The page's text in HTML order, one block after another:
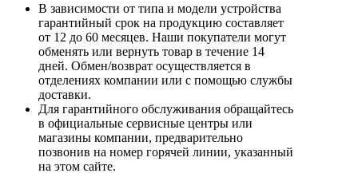
В зависимости от типа и модели устройства
гарантийный срок на продукцию составляет
от 12 до 60 месяцев. Наши покупатели могут
обменять или вернуть товар в течение 14
дней. Обмен/возврат осуществляется в
отделениях компании или с помощью службы
доставки.
Для гарантийного обслуживания обращайтесь
в официальные сервисные центры или
магазины компании, предварительно
позвонив на номер горячей линии, указанный
на этом сайте.